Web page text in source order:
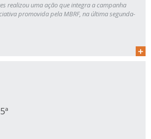
realizou uma ação que integra a campanha
promovida pela MBRF, na última segunda-